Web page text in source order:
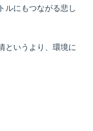
ルにもつながる悲し
というより、環境に